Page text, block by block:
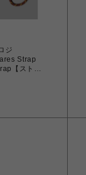
ジ
Strap
【ストラ